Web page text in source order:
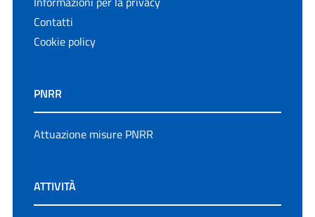
Contatti
Cookie policy
PNRR
Attuazione misure PNRR
ATTIVITÀ